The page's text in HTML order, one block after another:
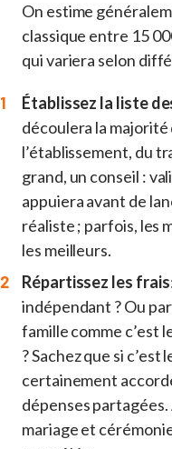
On estime
classique entre 15
qui variera selon
Établissez la liste
découlera la majorité
l’établissement, du
grand, un conseil :
appuiera avant de
réaliste ; parfois, les
les meilleurs.
Répartissez les frais
indépendant ? Ou
famille comme c’est
? Sachez que si c’est
certainement
dépenses
mariage et